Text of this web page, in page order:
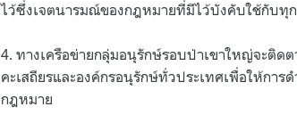
ไว้ซึ่งเจตนารมณ์ของกฎหมายที่มีไว้บังคับใช้กับทุ
4. ทางเครือข่ายกลุ่มอนุรักษ์รอบป่าเขาใหญ่จะติ
คะเสถียรและองค์กรอนุรักษ์ทั่วประเทศเพื่อให้กา
กฎหมาย